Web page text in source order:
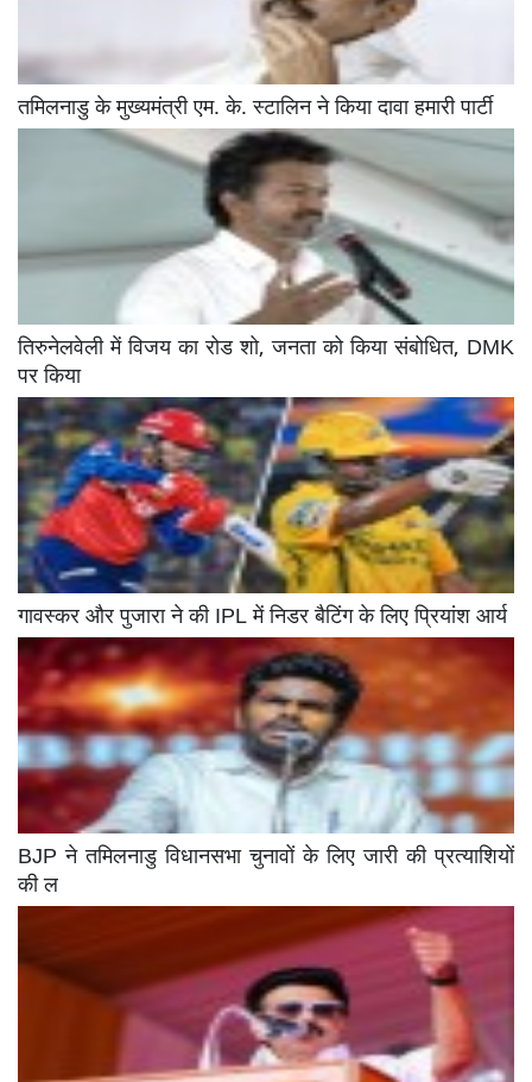
तमिलनाडु के मुख्यमंत्री एम. के. स्टालिन ने किया दावा हमारी पार्टी
तिरुनेलवेली में विजय का रोड शो, जनता को किया संबोधित, DMK
पर किया
गावस्कर और पुजारा ने की IPL में निडर बैटिंग के लिए प्रियांश आर्य
BJP ने तमिलनाडु विधानसभा चुनावों के लिए जारी की प्रत्याशियों
की ल